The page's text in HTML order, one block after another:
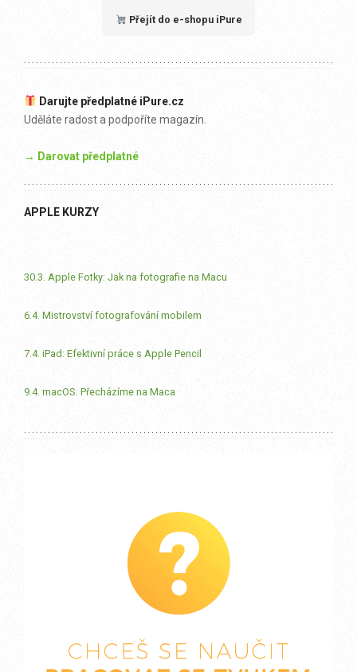
Přejít do e-shopu iPure
Darujte předplatné iPure.cz
Uděláte radost a podpoříte magazín.
→ Darovat předplatné
APPLE KURZY
30.3. Apple Fotky: Jak na fotografie na Macu
6.4. Mistrovství fotografování mobilem
7.4. iPad: Efektivní práce s Apple Pencil
9.4. macOS: Přecházíme na Maca